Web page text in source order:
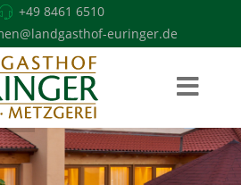
+49 8461 6510
euringer.de